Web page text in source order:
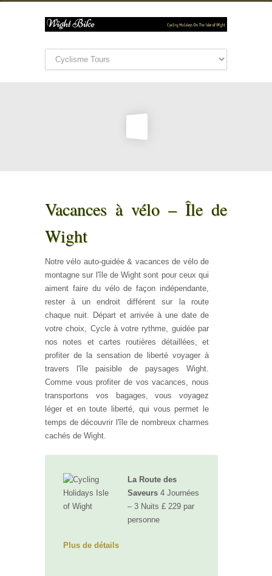
Vacances à vélo – Île de
Wight
Notre vélo auto-guidée & vacances de vélo de
montagne sur l'île de Wight sont pour ceux qui
aiment faire du vélo de façon indépendante,
rester à un endroit différent sur la route
chaque nuit. Départ et arrivée à une date de
votre choix, Cycle à votre rythme, guidée par
nos notes et cartes routières détaillées, et
profiter de la sensation de liberté voyager à
travers l'île paisible de paysages Wight.
Comme vous profiter de vos vacances, nous
transportons vos bagages, vous voyagez
léger et en toute liberté, qui vous permet le
temps de découvrir l'île de nombreux charmes
cachés de Wight.
La Route des
Saveurs 4 Journées
– 3 Nuits £ 229 par
personne
Plus de détails